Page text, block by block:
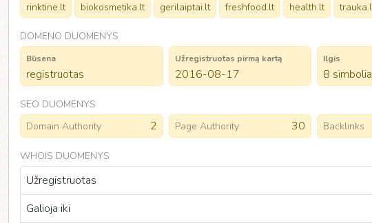
rinktine.lt
biokosmetika.lt gerilaiptai.lt freshfood.lt health.lt
DOMENO DUOMENYS
Būsena
registruotas
Užregistruotas pirmą kartą
2016-08-17
Ilgis
8
SEO DUOMENYS
Domain Authority
2 Page Authority 30 Backlinks
WHOIS DUOMENYS
Užregistruotas
Galioja iki